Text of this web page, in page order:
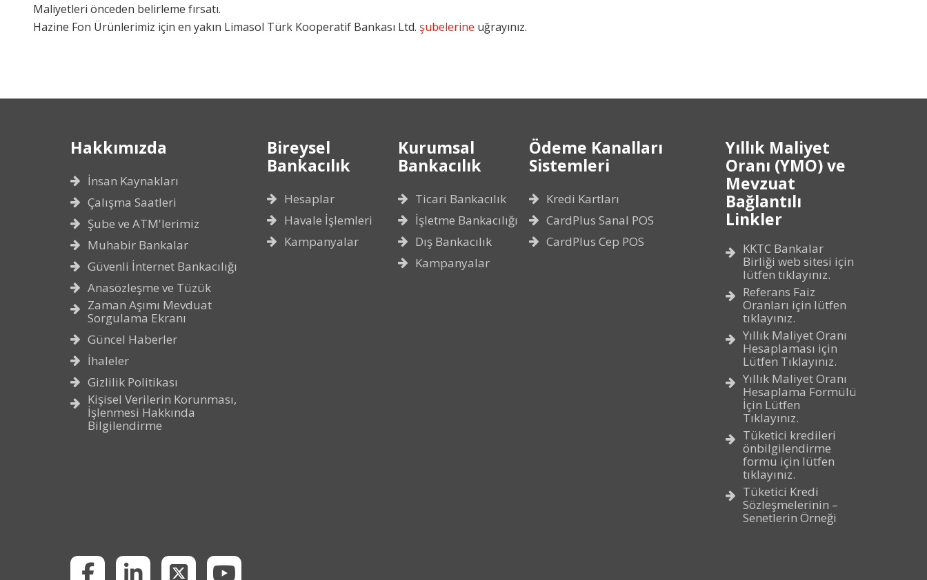
Maliyetleri önceden belirleme fırsatı.
Hazine Fon Ürünlerimiz için en yakın Limasol Türk Kooperatif Bankası Ltd. şubelerine uğrayınız.
Hakkımızda
İnsan Kaynakları
Çalışma Saatleri
Şube ve ATM'lerimiz
Muhabir Bankalar
Güvenli İnternet Bankacılığı
Anasözleşme ve Tüzük
Zaman Aşımı Mevduat
Sorgulama Ekranı
Güncel Haberler
İhaleler
Gizlilik Politikası
Kişisel Verilerin Korunması,
İşlenmesi Hakkında
Bilgilendirme
Bireysel
Bankacılık
Hesaplar
Havale İşlemleri
Kampanyalar
Kurumsal
Bankacılık
Ticari Bankacılık
İşletme Bankacılığı
Dış Bankacılık
Kampanyalar
Ödeme Kanalları
Sistemleri
Kredi Kartları
CardPlus Sanal POS
CardPlus Cep POS
Yıllık Maliyet
Oranı (YMO) ve
Mevzuat
Bağlantılı
Linkler
KKTC Bankalar
Birliği web sitesi için
lütfen tıklayınız.
Referans Faiz
Oranları için lütfen
tıklayınız.
Yıllık Maliyet Oranı
Hesaplaması için
Lütfen Tıklayınız.
Yıllık Maliyet Oranı
Hesaplama Formülü
İçin Lütfen
Tıklayınız.
Tüketici kredileri
önbilgilendirme
formu için lütfen
tıklayınız.
Tüketici Kredi
Sözleşmelerinin –
Senetlerin Örneği